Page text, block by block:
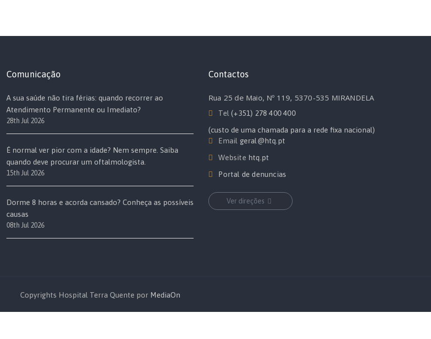
Comunicação
A sua saúde não tira férias: quando recorrer ao
Atendimento Permanente ou Imediato?
28th Jul 2026
É normal ver pior com a idade? Nem sempre. Saiba
quando deve procurar um oftalmologista.
15th Jul 2026
Dorme 8 horas e acorda cansado? Conheça as possíveis
causas
08th Jul 2026
Contactos
Rua 25 de Maio, Nº 119, 5370-535 MIRANDELA
Tel(+351) 278 400 400
(custo de uma chamada para a rede fixa nacional)
Email geral@htq.pt
Website htq.pt
Portal de denuncias
Ver direções
Copyrights Hospital Terra Quente por MediaOn